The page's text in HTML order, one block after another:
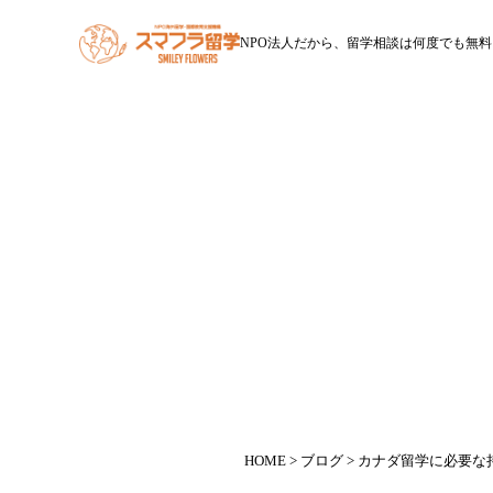
NPO法人だから、留学相談は何度でも無料
HOME > ブログ > カナダ留学に必要な